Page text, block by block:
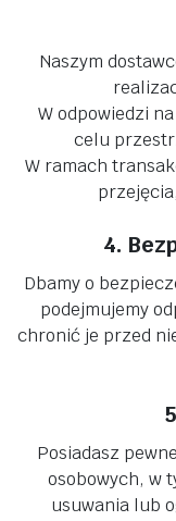
Naszym
W odpowiedzi
celu
W ramach
4.
Dbamy o
podejmujemy
chronić je przed
Posiadasz
osobowych, w
usuwania lub